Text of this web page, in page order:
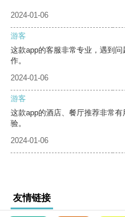
2024-01-06
游客
这款app的客服非常专业，遇到
作。
2024-01-06
游客
这款app的酒店、餐厅推荐非常
验。
2024-01-06
友情链接